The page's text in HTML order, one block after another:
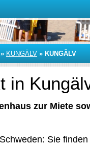
» KUNGÄLV » KUNGÄLV
in
zur Miete
Sie